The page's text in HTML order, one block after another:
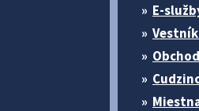
E-
Vestník